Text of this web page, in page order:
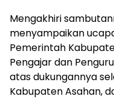
Mengakhiri
menyampaikan
Pemerintah
Pengajar dan
atas dukungannya
Kabupaten Asahan,